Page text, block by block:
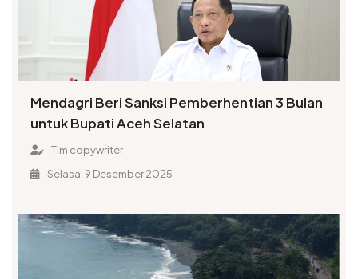
Mendagri Beri Sanksi Pemberhentian 3 Bulan
untuk Bupati Aceh Selatan
Tim copywriter
Selasa, 9 Desember 2025